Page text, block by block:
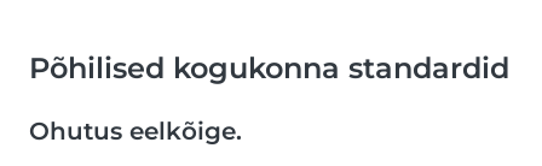
Põhilised kogukonna standardid
Ohutus eelkõige.